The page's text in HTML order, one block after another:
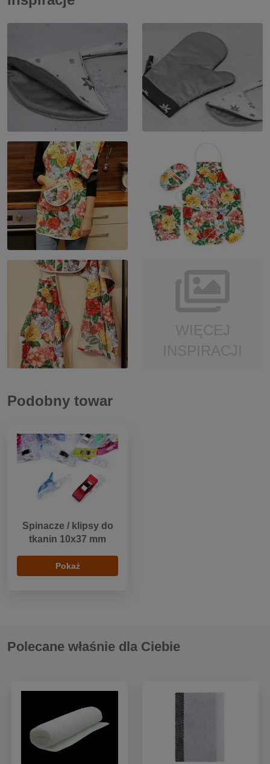
Podobny towar
Spinacze / klipsy do
tkanin 10x37 mm
Pokaż
Polecane właśnie dla Ciebie